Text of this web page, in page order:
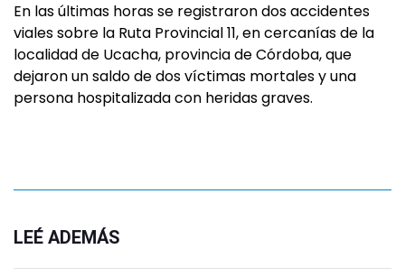
En las últimas horas se registraron dos accidentes
viales sobre la Ruta Provincial 11, en cercanías de la
localidad de Ucacha, provincia de Córdoba, que
dejaron un saldo de dos víctimas mortales y una
persona hospitalizada con heridas graves.
LEÉ ADEMÁS